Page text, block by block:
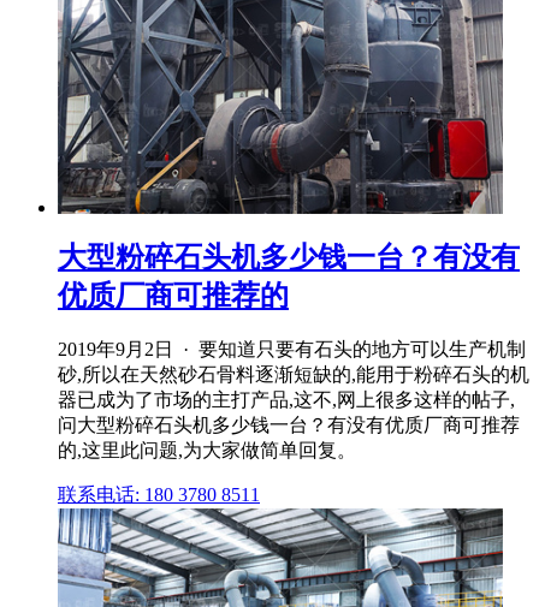
大型粉碎石头机多少钱一台？有没有
优质厂商可推荐的
2019年9月2日 · 要知道只要有石头的地方可以生产机制
砂,所以在天然砂石骨料逐渐短缺的,能用于粉碎石头的机
器已成为了市场的主打产品,这不,网上很多这样的帖子,
问大型粉碎石头机多少钱一台？有没有优质厂商可推荐
的,这里此问题,为大家做简单回复。
联系电话: 180 3780 8511